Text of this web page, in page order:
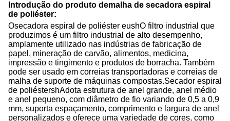
Introdução do produto demalha de secadora espiral
de poliéster:
Osecadora espiral de poliéster eushO filtro industrial que
produzimos é um filtro industrial de alto desempenho,
amplamente utilizado nas indústrias de fabricação de
papel, mineração de carvão, alimentos, medicina,
impressão e tingimento e produtos de borracha. Também
pode ser usado em correias transportadoras e correias de
malha de suporte de máquinas compostas.Secador espiral
de poliéstershAdota estrutura de anel grande, anel médio
e anel pequeno, com diâmetro de fio variando de 0,5 a 0,9
mm, suporta espaçamento, comprimento e largura de anel
personalizados e oferece uma variedade de cores, como